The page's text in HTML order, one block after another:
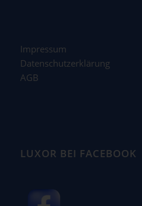
Impressum
Datenschutzerklärung
AGB
LUXOR BEI FACEBOOK